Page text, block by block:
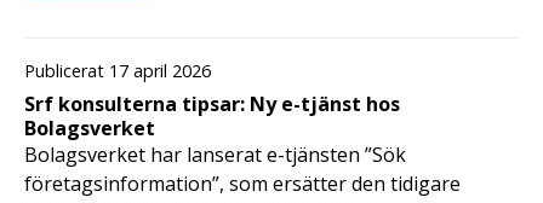
Publicerat 17 april 2026
Srf konsulterna tipsar: Ny e-tjänst hos
Bolagsverket
Bolagsverket har lanserat e-tjänsten ”Sök
företagsinformation”, som ersätter den tidigare